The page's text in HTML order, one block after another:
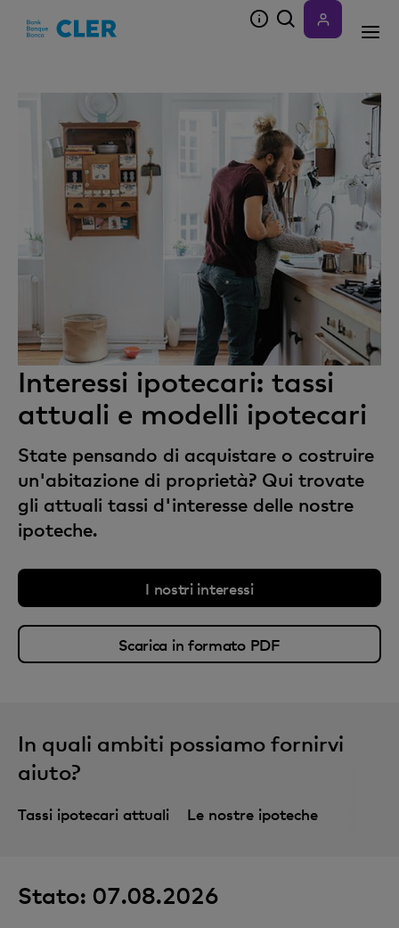
Interessi ipotecari: tassi
attuali e modelli ipotecari
State pensando di acquistare o costruire
un'abitazione di proprietà? Qui trovate
gli attuali tassi d'interesse delle nostre
ipoteche.
I nostri interessi
Scarica in formato PDF
In quali ambiti possiamo fornirvi
aiuto?
Tassi ipotecari attuali Le nostre ipoteche
Stato: 07.08.2026